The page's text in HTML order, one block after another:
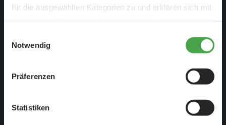
für die ausgewählten Kategorien zu und erklären sich mit
diese Einstellungen jederzeit über die Schaltfläche
zustimmen, beschränken wir uns auf die technisch
notwendigen Cookies. Weitere Informationen finden Sie in
Notwendig
Präferenzen
Statistiken
für DDR-Bürger voll geöffnet, weitere Grenzöffnungen
Befehl zur Grenzöffnung gibt es nicht.